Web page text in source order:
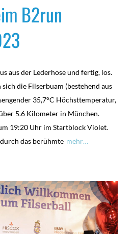
B2run
aus der Lederhose und fertig, los.
die Filserbuam (bestehend aus
35,7°C Höchsttemperatur,
5.6 Kilometer in München.
19:20 Uhr im Startblock Violet.
das berühmte mehr…